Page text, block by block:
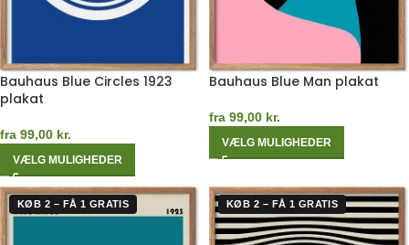
Bauhaus Blue Circles 1923
plakat
fra 99,00 kr.
VÆLG MULIGHEDER
Bauhaus Blue Man plakat
fra 99,00 kr.
VÆLG MULIGHEDER
KØB 2 – FÅ 1 GRATIS KØB 2 – FÅ 1 GRATIS